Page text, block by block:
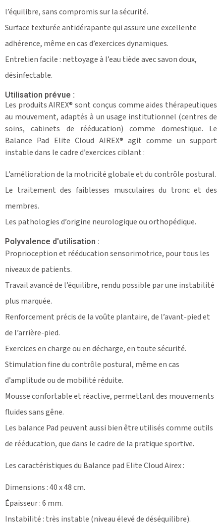
l’équilibre, sans compromis sur la sécurité.
Surface texturée antidérapante qui assure une excellente
adhérence, même en cas d’exercices dynamiques.
Entretien facile : nettoyage à l’eau tiède avec savon doux,
désinfectable.
Utilisation prévue :
Les produits AIREX® sont conçus comme aides thérapeutiques
au mouvement, adaptés à un usage institutionnel (centres de
soins, cabinets de rééducation) comme domestique. Le
Balance Pad Elite Cloud AIREX® agit comme un support
instable dans le cadre d’exercices ciblant :
L’amélioration de la motricité globale et du contrôle postural.
Le traitement des faiblesses musculaires du tronc et des
membres.
Les pathologies d’origine neurologique ou orthopédique.
Polyvalence d'utilisation :
Proprioception et rééducation sensorimotrice, pour tous les
niveaux de patients.
Travail avancé de l’équilibre, rendu possible par une instabilité
plus marquée.
Renforcement précis de la voûte plantaire, de l’avant-pied et
de l’arrière-pied.
Exercices en charge ou en décharge, en toute sécurité.
Stimulation fine du contrôle postural, même en cas
d’amplitude ou de mobilité réduite.
Mousse confortable et réactive, permettant des mouvements
fluides sans gêne.
Les balance Pad peuvent aussi bien être utilisés comme outils
de rééducation, que dans le cadre de la pratique sportive.
Les caractéristiques du Balance pad Elite Cloud Airex :
Dimensions : 40 x 48 cm.
Épaisseur : 6 mm.
Instabilité : très instable (niveau élevé de déséquilibre).